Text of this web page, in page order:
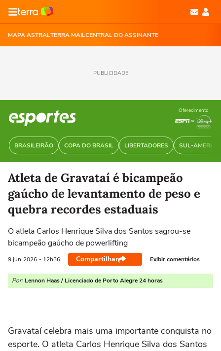
MAPA ASTRALTERRA MAILCENTRAL DO ASSINANTE
PUBLICIDADE
BRASILEIRÃO COPA DO BRASIL LIBERTADORES SUL-
Oferecimento
Atleta de Gravataí é bicampeão
gaúcho de levantamento de peso e
quebra recordes estaduais
O atleta Carlos Henrique Silva dos Santos sagrou-se
bicampeão gaúcho de powerlifting
9 jun 2026 - 12h36 Compartilhar Exibir comentários
Por: Lennon Haas / Licenciado de Porto Alegre 24 horas
Gravataí celebra mais uma importante conquista no
esporte. O atleta Carlos Henrique Silva dos Santos